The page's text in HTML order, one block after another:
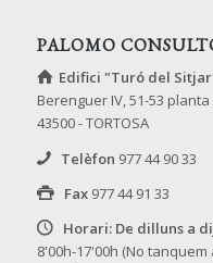
PALOMO
Edifici "Turó del
Berenguer IV, 51-53 planta
43500 - TORTOSA
Telèfon 977 44 90 33
Fax 977 44 91 33
Horari: De dilluns a
8'00h-17'00h (No